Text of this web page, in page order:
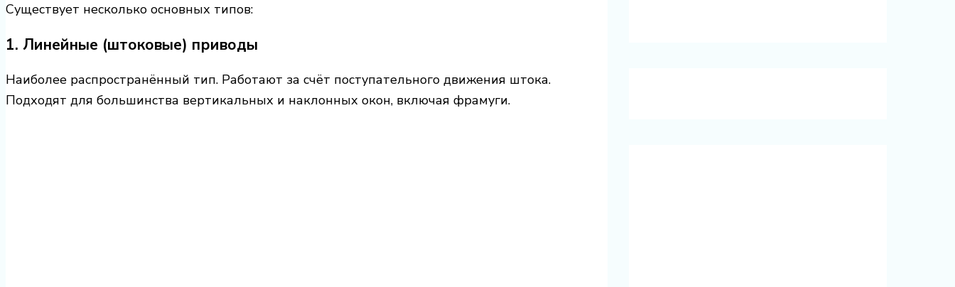
Существует несколько основных типов:
1. Линейные (штоковые) приводы
Наиболее распространённый тип. Работают за счёт поступательного движения штока.
Подходят для большинства вертикальных и наклонных окон, включая фрамуги.